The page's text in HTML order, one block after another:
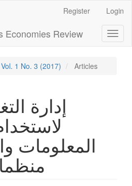
Register Login
Economies Review
Vol. 1 No. 3 (2017) Articles
إدارة
المعلومات